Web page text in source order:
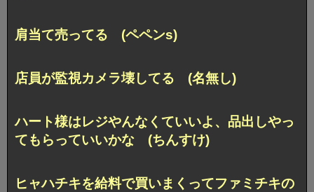
肩当て売ってる (ペペンs)
店員が監視カメラ壊してる (名無し)
ハート様はレジやんなくていいよ、品出しやっ
てもらっていいかな (ちんすけ)
ヒャハチキを給料で買いまくってファミチキの